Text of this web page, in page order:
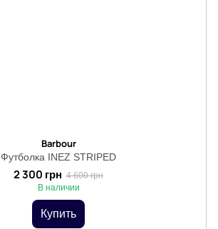
Barbour
Футболка INEZ STRIPED
2 300 грн 4 600 грн
В наличии
Купить